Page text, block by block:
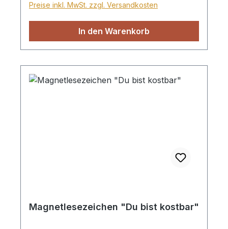
Preise inkl. MwSt. zzgl. Versandkosten
In den Warenkorb
Magnetlesezeichen "Du bist kostbar"